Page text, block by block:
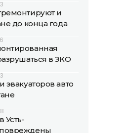
и
до конца года
в ЗКО
эвакуаторов авто
Усть-